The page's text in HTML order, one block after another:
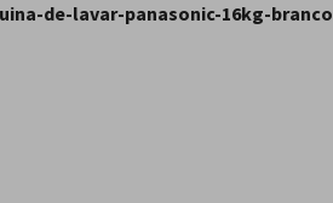
de-lavar-panasonic-16kg-